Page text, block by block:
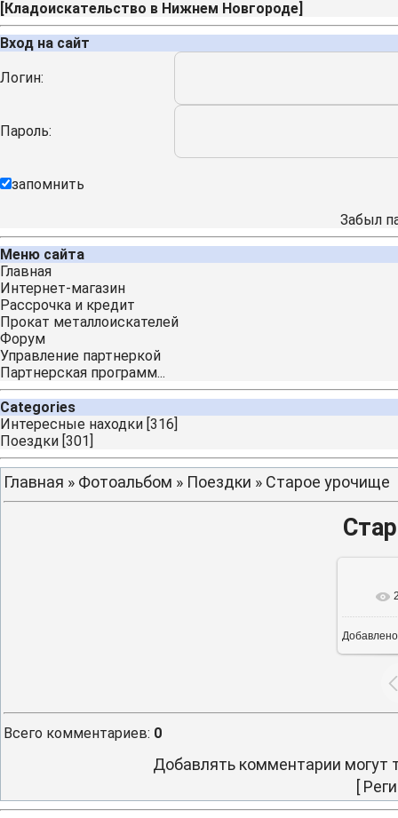
[Кладоискательство в Нижнем Новгороде]
Вход на сайт
Логин:
Пароль:
запомнить
Забыл
Меню сайта
Главная
Интернет-магазин
Рассрочка и кредит
Прокат металлоискателей
Форум
Управление партнеркой
Партнерская программ...
Categories
Интересные находки [316]
Поездки [301]
Главная » Фотоальбом » Поездки » Старое урочище
Добавлено
Всего комментариев: 0
Добавлять комментарии могут
[